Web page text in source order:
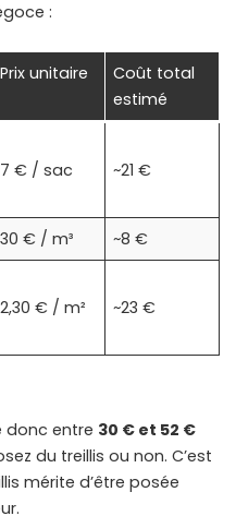
:
Prix unitaire
Coût total
estimé
7 € / sac ~21 €
30 € / m³
~8 €
2,30 € / m² ~23 €
donc entre 30 € et 52 €
du treillis ou non. C’est
mérite d’être posée